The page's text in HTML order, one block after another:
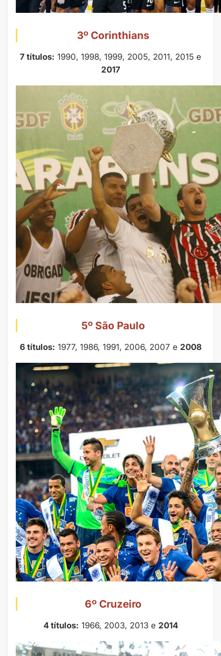
3º Corinthians
7 títulos: 1990, 1998, 1999, 2005, 2011, 2015 e
2017
5º São Paulo
6 títulos: 1977, 1986, 1991, 2006, 2007 e 2008
6º Cruzeiro
4 títulos: 1966, 2003, 2013 e 2014